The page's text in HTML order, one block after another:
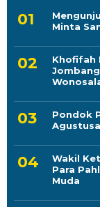
Minta
Khofifah
Pondok
Wakil
Para
Muda